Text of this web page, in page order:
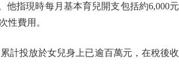
指現時每月基本育兒開支包括約6,000元
性費用。
投放於女兒身上已逾百萬元，在稅後收